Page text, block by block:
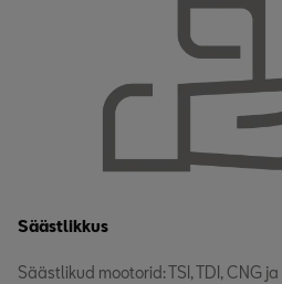
Säästlikkus
Säästlikud mootorid: TSI, TDI, CNG